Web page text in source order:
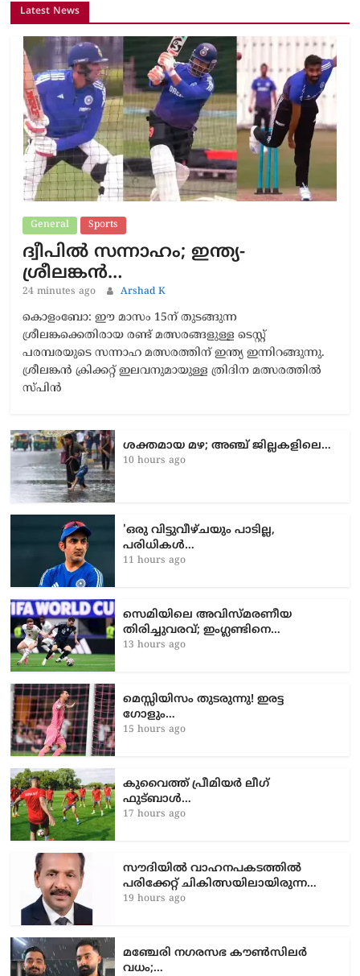
Latest News
General Sports
ദ്വീപിൽ സന്നാഹം; ഇന്ത്യ-
ശ്രീലങ്കൻ…
24 minutes ago Arshad K
കൊളംബോ: ഈ മാസം 15ന് തുടങ്ങുന്ന
ശ്രീലങ്കക്കെതിരായ രണ്ട് മത്സരങ്ങളുള്ള ടെസ്റ്റ്
പരമ്പരയുടെ സന്നാഹ മത്സരത്തിന് ഇന്ത്യ ഇന്നിറങ്ങുന്നു.
ശ്രീലങ്കൻ ക്രിക്കറ്റ് ഇലവനുമായുള്ള ത്രിദിന മത്സരത്തിൽ
സ്പിൻ
ശക്തമായ മഴ; അഞ്ച് ജില്ലകളിലെ…
10 hours ago
'ഒരു വിട്ടുവീഴ്ചയും പാടില്ല,
പരിധികൾ…
11 hours ago
സെമിയിലെ അവിസ്മരണീയ
തിരിച്ചുവരവ്; ഇംഗ്ലണ്ടിനെ…
13 hours ago
മെസ്സിയിസം തുടരുന്നു! ഇരട്ട
ഗോളും…
15 hours ago
കുവൈത്ത് പ്രീമിയർ ലീഗ്
ഫുട്ബാൾ…
17 hours ago
സൗദിയിൽ വാഹനപകടത്തില്‍
പരിക്കേറ്റ് ചികിത്സയിലായിരുന്ന…
19 hours ago
മഞ്ചേരി നഗരസഭ കൗൺസിലർ
വധം;…